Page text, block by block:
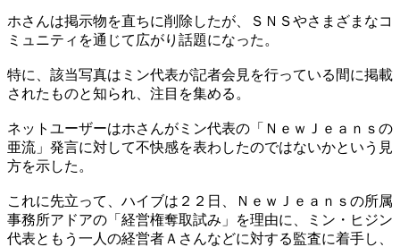
​ホさんは掲示物を直ちに削除したが、ＳＮＳやさまざまなコ
ミュニティを通じて広がり話題になった。
​特に、該当写真はミン代表が記者会見を行っている間に掲載
されたものと知られ、注目を集める。
​ネットユーザーはホさんがミン代表の「ＮｅｗＪｅａｎｓの
亜流」発言に対して不快感を表わしたのではないかという見
方を示した。
​これに先立って、ハイブは２２日、ＮｅｗＪｅａｎｓの所属
事務所アドアの「経営権奪取試み」を理由に、ミン・ヒジン
代表ともう一人の経営者Ａさんなどに対する監査に着手し、